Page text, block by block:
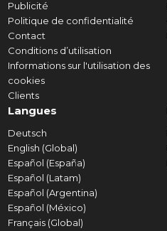
Publicité
Politique de confidentialité
Contact
Conditions d’utilisation
Informations sur l'utilisation des
cookies
Clients
Langues
Deutsch
English (Global)
Español (España)
Español (Latam)
Español (Argentina)
Español (México)
Français (Global)